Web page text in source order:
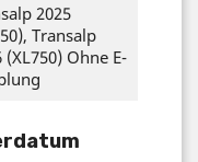
2025
Transalp
(XL750) Ohne E-